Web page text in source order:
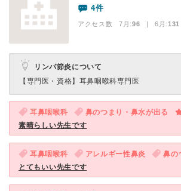
4件
アクセス数 7月:96 | 6月:131
リンパ節炎について
【専門医・資格】 耳鼻咽喉科専門医
耳鼻咽喉科 鼻のつまり・鼻水が出る
素晴らしい先生です
耳鼻咽喉科 アレルギー性鼻炎 鼻の
とてもいい先生です